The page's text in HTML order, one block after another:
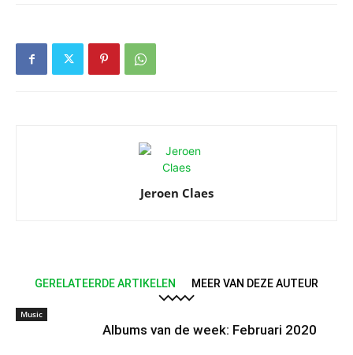
Jeroen Claes
GERELATEERDE ARTIKELEN MEER VAN DEZE AUTEUR
Music
Albums van de week: Februari 2020